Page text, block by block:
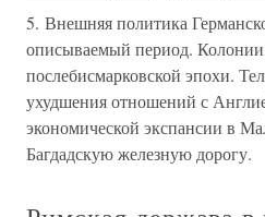
5. Внешняя политика
описываемый период.
послебисмарковской эпохи.
ухудшения отношений с
экономической экспансии в
Багдадскую железную дорогу.